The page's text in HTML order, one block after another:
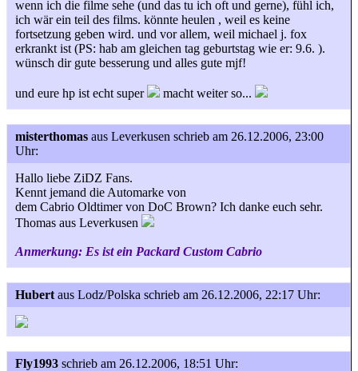
wenn ich die filme sehe (und das tu ich oft und gerne), fühl ich,
ich wär ein teil des films. könnte heulen , weil es keine
fortsetzung geben wird. und vor allem, weil michael j. fox
erkrankt ist (PS: hab am gleichen tag geburtstag wie er: 9.6. ).
wünsch dir gute besserung und alles gute mjf!
und eure hp ist echt super macht weiter so...
misterthomas aus Leverkusen schrieb am 26.12.2006, 23:00
Uhr:
Hallo liebe ZiDZ Fans.
Kennt jemand die Automarke von
dem Cabrio Oldtimer von DoC Brown? Ich danke euch sehr.
Thomas aus Leverkusen
Anmerkung: Es ist ein Packard Custom Cabrio
Hubert aus Lodz/Polska schrieb am 26.12.2006, 22:17 Uhr:
Fly1993 schrieb am 26.12.2006, 18:51 Uhr: